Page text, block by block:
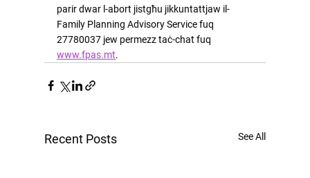
parir dwar l-abort jistgħu jikkuntattjaw il-
Family Planning Advisory Service fuq
27780037 jew permezz taċ-chat fuq
www.fpas.mt.
Recent Posts See All